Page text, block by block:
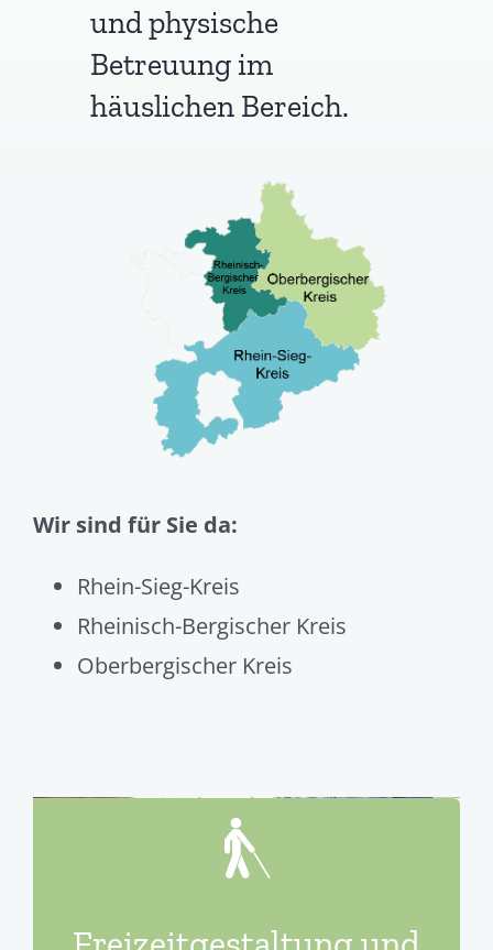
und physische
Betreuung im
häuslichen Bereich.
Wir sind für Sie da:
Rhein-Sieg-Kreis
Rheinisch-Bergischer Kreis
Oberbergischer Kreis